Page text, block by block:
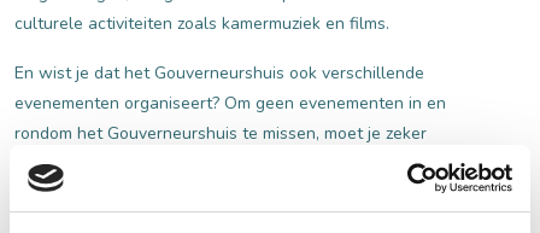
culturele activiteiten zoals kamermuziek en films.
En wist je dat het Gouverneurshuis ook verschillende
evenementen organiseert? Om geen evenementen in en
rondom het Gouverneurshuis te missen, moet je zeker
eens een kijkje nemen in onze agenda!